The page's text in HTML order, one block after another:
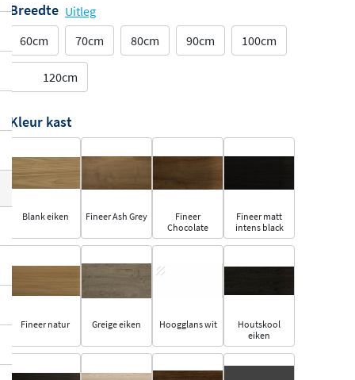
Breedte Uitleg
60cm
70cm 80cm 90cm 100cm
120cm
Kleur kast
Blank eiken Fineer Ash Grey
Fineer
Chocolate
Fineer matt
intens black
Fineer natur Greige eiken Hoogglans wit
Houtskool
eiken